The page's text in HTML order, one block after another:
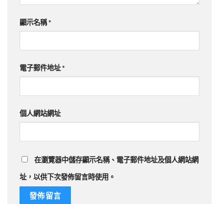
顯示名稱*
電子郵件地址*
個人網站網址
在瀏覽器中儲存顯示名稱、電子郵件地址及個人網站網
址，以供下次發佈留言時使用。